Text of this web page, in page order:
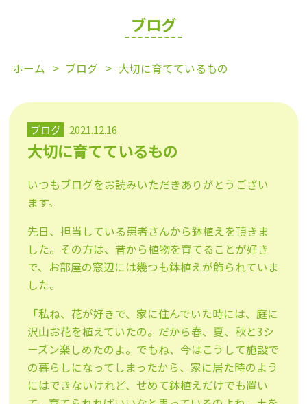
ブログ
ホーム ブログ 大切に育てているもの
ブログ 2021.12.16
大切に育てているもの
いつもブログをお読みいただきありがとうござい
ます。
先日、担当している患者さんから鉢植えを頂きま
した。その方は、昔から植物を育てることが好き
で、お部屋の窓辺には幾つも鉢植えが飾られていま
した。
「私ね、花が好きで、家に住んでいた時には、庭に
沢山お花を植えていたの。だから春、夏、秋と3シ
ーズン楽しめたのよ。でもね、今はこうして施設で
の暮らしになってしまったから、家に居た時のよう
にはできないけれど、せめて鉢植えだけでも置い